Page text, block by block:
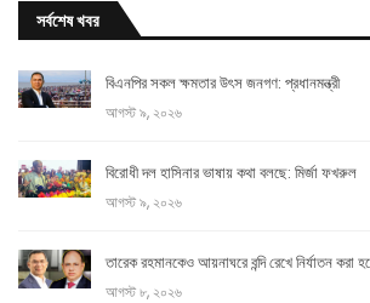
সর্বশেষ খবর
বিএনপির সকল ক্ষমতার উৎস জনগণ: প্রধানমন্ত্রী
আগস্ট ৯, ২০২৬
বিরোধী দল হাসিনার ভাষায় কথা বলছে: মির্জা ফখরুল
আগস্ট ৯, ২০২৬
তারেক রহমানকেও আয়নাঘরে বন্দি রেখে নির্যাতন করা
আগস্ট ৮, ২০২৬